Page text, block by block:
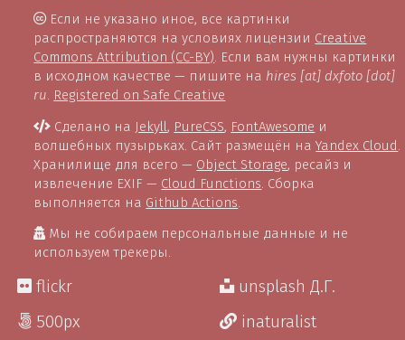
Если не указано иное, все картинки
распространяются на условиях лицензии Creative
Commons Attribution (CC-BY). Если вам нужны картинки
в исходном качестве — пишите на hires [at] dxfoto [dot]
ru. Registered on Safe Creative
Сделано на Jekyll, PureCSS, FontAwesome и
волшебных пузырьках. Сайт размещён наYandex Cloud
Хранилище для всего — Object Storage, ресайз и
извлечение EXIF — Cloud Functions . Сборка
выполняется на Github Actions
Мы не собираем персональные данные и не
используем трекеры.
flickr
500px
unsplash Д.Г.
inaturalist